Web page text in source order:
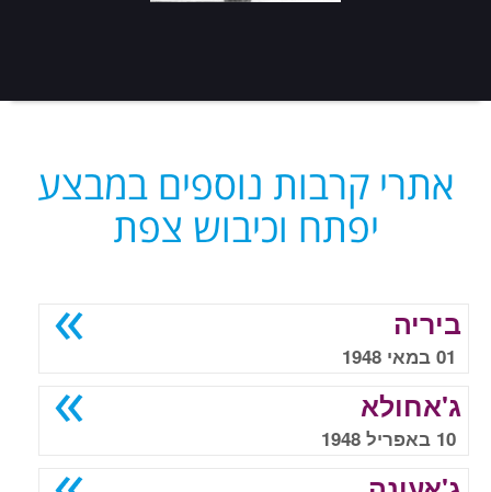
אתרי קרבות נוספים במבצע
יפתח וכיבוש צפת
ביריה
01 במאי 1948
ג'אחולא
10 באפריל 1948